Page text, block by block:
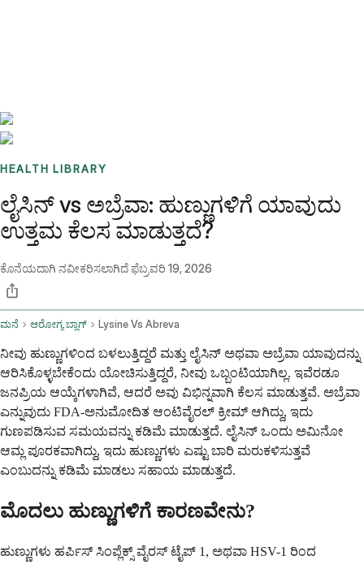
HEALTH LIBRARY
ಲೈಸಿನ್ vs ಅಬ್ರೆವಾ: ಹುಣ್ಣುಗಳಿಗೆ ಯಾವುದು
ಉತ್ತಮ ಕೆಲಸ ಮಾಡುತ್ತದೆ?
ಕೊನೆಯದಾಗಿ ನವೀಕರಿಸಲಾಗಿದೆಫೆಬ್ರವರಿ 19, 2026
ಮನೆ ಆರೋಗ್ಯ ಬ್ಲಾಗ್ Lysine Vs Abreva
ನೀವು ಹುಣ್ಣುಗಳಿಂದ ಬಳಲುತ್ತಿದ್ದರೆ ಮತ್ತು ಲೈಸಿನ್ ಅಥವಾ ಅಬ್ರೆವಾ ಯಾವುದನ್ನು
ಆರಿಸಿಕೊಳ್ಳಬೇಕೆಂದು ಯೋಚಿಸುತ್ತಿದ್ದರೆ, ನೀವು ಒಬ್ಬಂಟಿಯಾಗಿಲ್ಲ. ಇವೆರಡೂ
ಜನಪ್ರಿಯ ಆಯ್ಕೆಗಳಾಗಿವೆ, ಆದರೆ ಅವು ವಿಭಿನ್ನವಾಗಿ ಕೆಲಸ ಮಾಡುತ್ತವೆ. ಅಬ್ರೆವಾ
ಎನ್ನುವುದು FDA-ಅನುಮೋದಿತ ಆಂಟಿವೈರಲ್ ಕ್ರೀಮ್ ಆಗಿದ್ದು, ಇದು
ಗುಣಪಡಿಸುವ ಸಮಯವನ್ನು ಕಡಿಮೆ ಮಾಡುತ್ತದೆ. ಲೈಸಿನ್ ಒಂದು ಅಮಿನೋ
ಆಮ್ಲ ಪೂರಕವಾಗಿದ್ದು, ಇದು ಹುಣ್ಣುಗಳು ಎಷ್ಟು ಬಾರಿ ಮರುಕಳಿಸುತ್ತವೆ
ಎಂಬುದನ್ನು ಕಡಿಮೆ ಮಾಡಲು ಸಹಾಯ ಮಾಡುತ್ತದೆ.
ಮೊದಲು ಹುಣ್ಣುಗಳಿಗೆ ಕಾರಣವೇನು?
ಹುಣ್ಣುಗಳು ಹರ್ಪಿಸ್ ಸಿಂಪ್ಲೆಕ್ಸ್ ವೈರಸ್ ಟೈಪ್ 1, ಅಥವಾ HSV-1 ರಿಂದ